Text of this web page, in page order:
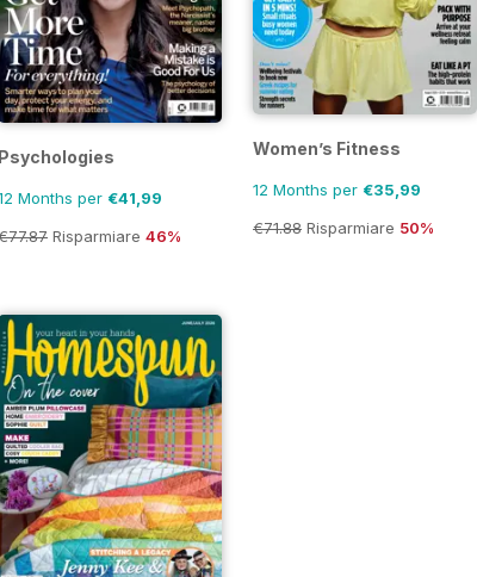
Psychologies
Months per €41,99
Risparmiare 46%
Women’s Fitness
12 Months per €35,99
€71.88 Risparmiare 50%